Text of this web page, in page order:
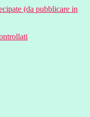
(da pubblicare in